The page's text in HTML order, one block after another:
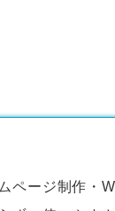
ページ制作・